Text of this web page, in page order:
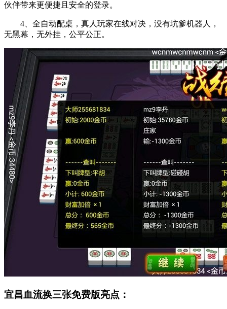
伙伴带来更便捷且安全的登录。
4、全自动配桌，真人玩家在线对决，没有坑爹机器人，
无黑幕，无外挂，公平公正。
宜昌血流换三张免费版亮点：